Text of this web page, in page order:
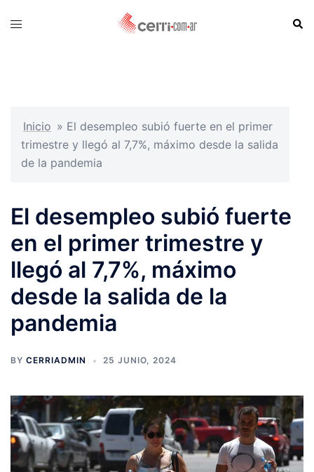
Toggle
Inicio » El desempleo subió fuerte en el primer
trimestre y llegó al 7,7%, máximo desde la salida
de la pandemia
El desempleo subió fuerte
en el primer trimestre y
llegó al 7,7%, máximo
desde la salida de la
pandemia
BY CERRIADMIN 25 JUNIO, 2024